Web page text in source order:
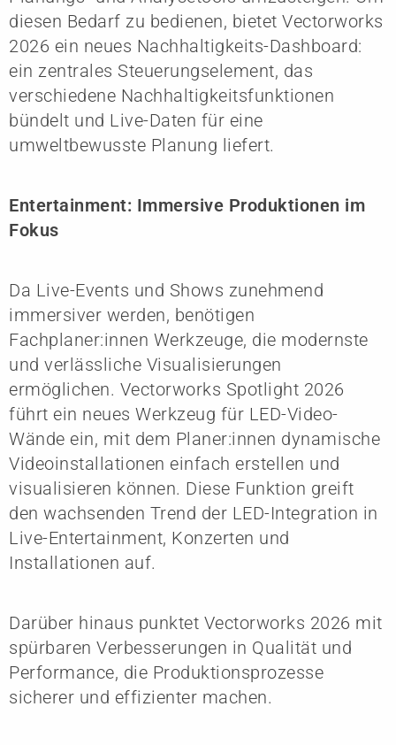
diesen Bedarf zu bedienen, bietet Vectorworks
2026 ein neues Nachhaltigkeits-Dashboard:
ein zentrales Steuerungselement, das
verschiedene Nachhaltigkeitsfunktionen
bündelt und Live-Daten für eine
umweltbewusste Planung liefert.
Entertainment: Immersive Produktionen im
Fokus
Da Live-Events und Shows zunehmend
immersiver werden, benötigen
Fachplaner:innen Werkzeuge, die modernste
und verlässliche Visualisierungen
ermöglichen. Vectorworks Spotlight 2026
führt ein neues Werkzeug für LED-Video-
Wände ein, mit dem Planer:innen dynamische
Videoinstallationen einfach erstellen und
visualisieren können. Diese Funktion greift
den wachsenden Trend der LED-Integration in
Live-Entertainment, Konzerten und
Installationen auf.
Darüber hinaus punktet Vectorworks 2026 mit
spürbaren Verbesserungen in Qualität und
Performance, die Produktionsprozesse
sicherer und effizienter machen.